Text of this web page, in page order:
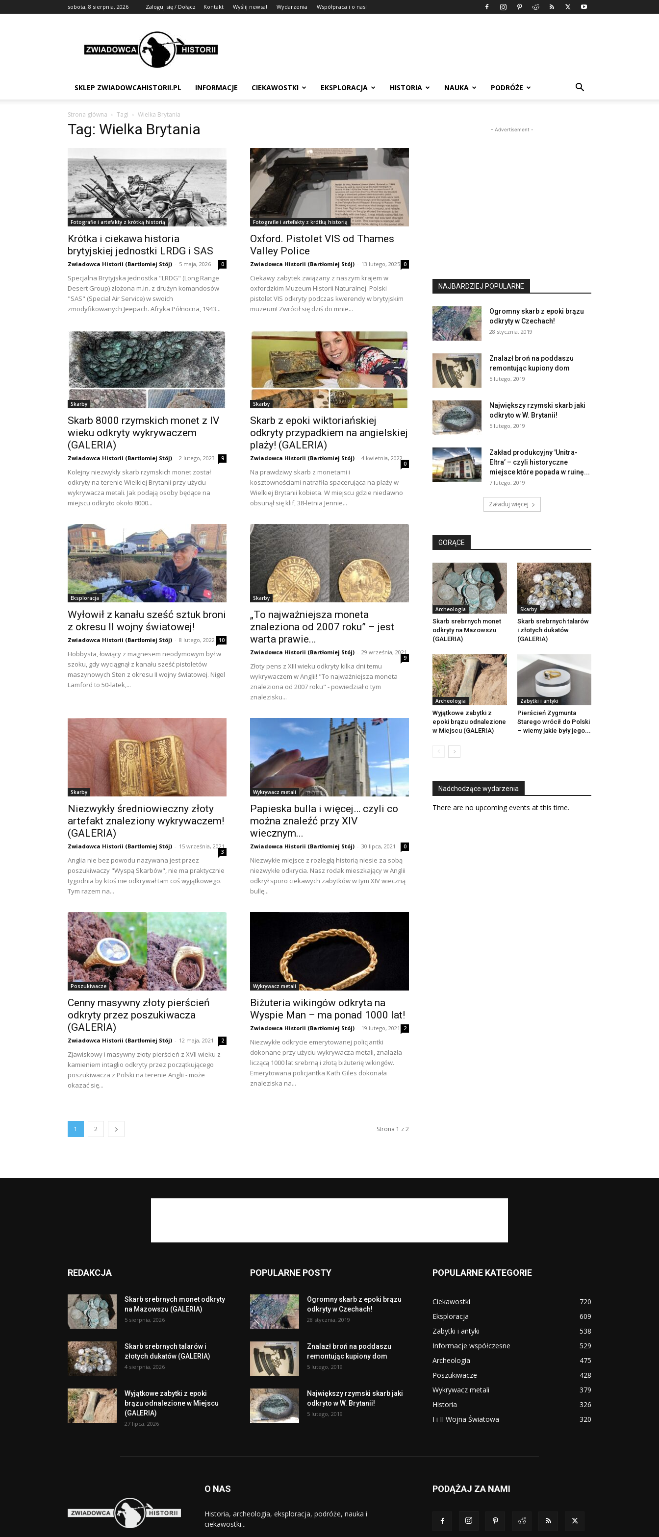
sobota, 8 sierpnia, 2026 Zaloguj się / Dołącz Kontakt Wyślij newsa! Wydarzenia Współpraca i o nas!
Zwiadowca
Historii
SKLEP ZWIADOWCAHISTORII.PL INFORMACJE CIEKAWOSTKI EKSPLORACJA HISTORIA NAUKA PODRÓŻE
Strona główna Tagi Wielka Brytania
Tag: Wielka Brytania
Fotografie i artefakty z krótką historią
Krótka i ciekawa historia
brytyjskiej jednostki LRDG i SAS
Zwiadowca Historii (Bartłomiej Stój) - 5 maja, 2026 0
Specjalna Brytyjska jednostka "LRDG" (Long Range
Desert Group) złożona m.in. z drużyn komandosów
"SAS" (Special Air Service) w swoich
zmodyfikowanych Jeepach. Afryka Północna, 1943...
Fotografie i artefakty z krótką historią
Oxford. Pistolet VIS od Thames
Valley Police
Zwiadowca Historii (Bartłomiej Stój) - 13 lutego, 2025 0
Ciekawy zabytek związany z naszym krajem w
oxfordzkim Muzeum Historii Naturalnej. Polski
pistolet VIS odkryty podczas kwerendy w brytyjskim
muzeum! Zwrócił się dziś do mnie...
Skarby
Skarb 8000 rzymskich monet z IV
wieku odkryty wykrywaczem
(GALERIA)
Zwiadowca Historii (Bartłomiej Stój) - 2 lutego, 2023 9
Kolejny niezwykły skarb rzymskich monet został
odkryty na terenie Wielkiej Brytanii przy użyciu
wykrywacza metali. Jak podają osoby będące na
miejscu odkryto około 8000...
Skarby
Skarb z epoki wiktoriańskiej
odkryty przypadkiem na angielskiej
plaży! (GALERIA)
Zwiadowca Historii (Bartłomiej Stój) - 4 kwietnia, 2022
0
Na prawdziwy skarb z monetami i
kosztownościami natrafiła spacerująca na plaży w
Wielkiej Brytanii kobieta. W miejscu gdzie niedawno
obsunął się klif, 38-letnia Jennie...
Eksploracja
Wyłowił z kanału sześć sztuk broni
z okresu II wojny światowej!
Zwiadowca Historii (Bartłomiej Stój) - 8 lutego, 2022 10
Hobbysta, łowiący z magnesem neodymowym był w
szoku, gdy wyciągnął z kanału sześć pistoletów
maszynowych Sten z okresu II wojny światowej. Nigel
Lamford to 50-latek,...
Skarby
„To najważniejsza moneta
znaleziona od 2007 roku” – jest
warta prawie...
Zwiadowca Historii (Bartłomiej Stój) - 29 września, 2021
9
Złoty pens z XIII wieku odkryty kilka dni temu
wykrywaczem w Anglii! "To najważniejsza moneta
znaleziona od 2007 roku" - powiedział o tym
znalezisku...
Skarby
Niezwykły średniowieczny złoty
artefakt znaleziony wykrywaczem!
(GALERIA)
Zwiadowca Historii (Bartłomiej Stój) - 15 września, 2021
3
Anglia nie bez powodu nazywana jest przez
poszukiwaczy "Wyspą Skarbów", nie ma praktycznie
tygodnia by ktoś nie odkrywał tam coś wyjątkowego.
Tym razem na...
Wykrywacz metali
Papieska bulla i więcej… czyli co
można znaleźć przy XIV
wiecznym...
Zwiadowca Historii (Bartłomiej Stój) - 30 lipca, 2021 0
Niezwykłe miejsce z rozległą historią niesie za sobą
niezwykłe odkrycia. Nasz rodak mieszkający w Anglii
odkrył sporo ciekawych zabytków w tym XIV wieczną
bullę...
Poszukiwacze
Cenny masywny złoty pierścień
odkryty przez poszukiwacza
(GALERIA)
Zwiadowca Historii (Bartłomiej Stój) - 12 maja, 2021 2
Zjawiskowy i masywny złoty pierścień z XVII wieku z
kamieniem intaglio odkryty przez początkującego
poszukiwacza z Polski na terenie Anglii - może
okazać się...
Wykrywacz metali
Biżuteria wikingów odkryta na
Wyspie Man – ma ponad 1000 lat!
Zwiadowca Historii (Bartłomiej Stój) - 19 lutego, 2021 2
Niezwykłe odkrycie emerytowanej policjantki
dokonane przy użyciu wykrywacza metali, znalazła
liczącą 1000 lat srebrną i złotą biżuterię wikingów.
Emerytowana policjantka Kath Giles dokonała
znaleziska na...
1 2 Strona 1 z 2
- Advertisement -
NAJBARDZIEJ POPULARNE
Ogromny skarb z epoki brązu
odkryty w Czechach!
28 stycznia, 2019
Znalazł broń na poddaszu
remontując kupiony dom
5 lutego, 2019
Największy rzymski skarb jaki
odkryto w W. Brytanii!
5 lutego, 2019
Zakład produkcyjny 'Unitra-
Eltra’ – czyli historyczne
miejsce które popada w ruinę...
7 lutego, 2019
Załaduj więcej
GORĄCE
Archeologia
Skarb srebrnych monet
odkryty na Mazowszu
(GALERIA)
Skarby
Skarb srebrnych talarów
i złotych dukatów
(GALERIA)
Archeologia
Wyjątkowe zabytki z
epoki brązu odnalezione
w Miejscu (GALERIA)
Zabytki i antyki
Pierścień Zygmunta
Starego wrócił do Polski
– wiemy jakie były jego...
Nadchodzące wydarzenia
There are no upcoming events at this time.
REDAKCJA
Skarb srebrnych monet odkryty
na Mazowszu (GALERIA)
5 sierpnia, 2026
Skarb srebrnych talarów i
złotych dukatów (GALERIA)
4 sierpnia, 2026
Wyjątkowe zabytki z epoki
brązu odnalezione w Miejscu
(GALERIA)
27 lipca, 2026
POPULARNE POSTY
Ogromny skarb z epoki brązu
odkryty w Czechach!
28 stycznia, 2019
Znalazł broń na poddaszu
remontując kupiony dom
5 lutego, 2019
Największy rzymski skarb jaki
odkryto w W. Brytanii!
5 lutego, 2019
POPULARNE KATEGORIE
Ciekawostki
720
Eksploracja
609
Zabytki i antyki
538
Informacje współczesne
529
Archeologia
475
Poszukiwacze
428
Wykrywacz metali
379
Historia
326
I i II Wojna Światowa
320
O NAS
Historia, archeologia, eksploracja, podróże, nauka i
ciekawostki...
PODĄŻAJ ZA NAMI